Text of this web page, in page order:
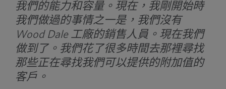
我們的能力和容量。現在，我剛開始時
我們做過的事情之一是，我們沒有
Wood Dale 工廠的銷售人員。現在我們
做到了。我們花了很多時間去那裡尋找
那些正在尋找我們可以提供的附加值的
客戶。